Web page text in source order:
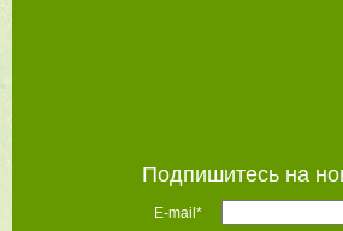
Подпишитесь на
E-mail*